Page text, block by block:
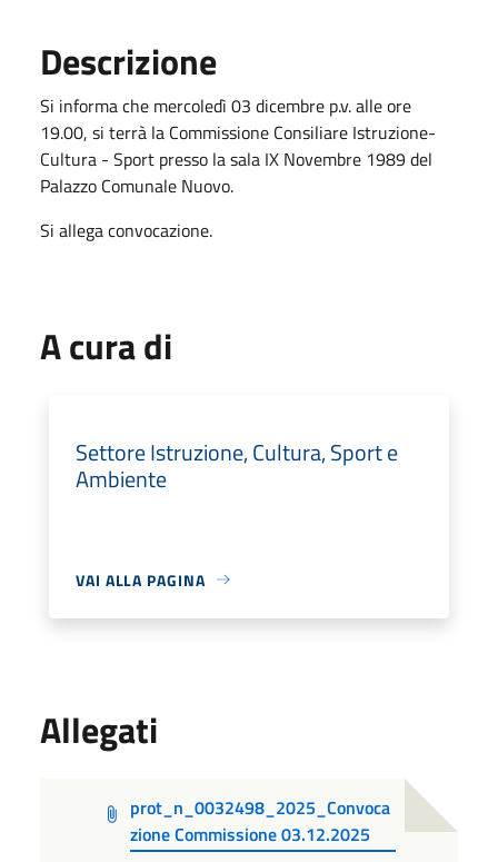
Descrizione
Si informa che mercoledì 03 dicembre p.v. alle ore
19.00, si terrà la Commissione Consiliare Istruzione-
Cultura - Sport presso la sala IX Novembre 1989 del
Palazzo Comunale Nuovo.
Si allega convocazione.
A cura di
Settore Istruzione, Cultura, Sport e
Ambiente
VAI ALLA PAGINA
Allegati
prot_n_0032498_2025_Convoca
zione Commissione 03.12.2025